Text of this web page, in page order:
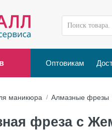
Оптовикам
маникюра Алмазные фрезы
фреза с